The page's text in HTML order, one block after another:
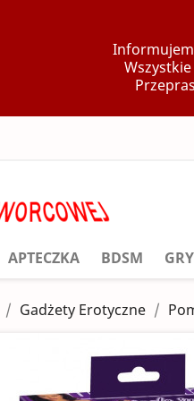
APTECZKA BDSM GRY
Gadżety Erotyczne